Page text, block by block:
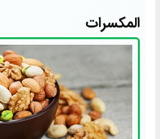
المكسرات